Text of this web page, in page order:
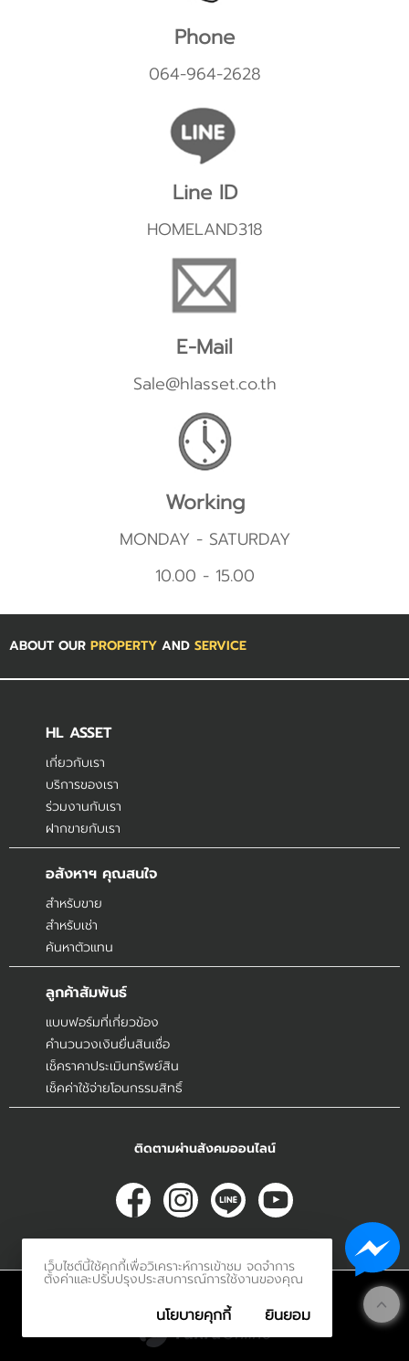
Phone
064-964-2628
Line ID
HOMELAND318
E-Mail
Sale@hlasset.co.th
Working
MONDAY - SATURDAY
10.00 - 15.00
ABOUT OUR PROPERTY AND SERVICE
HL ASSET
เกี่ยวกับเรา
บริการของเรา
ร่วมงานกับเรา
ฝากขายกับเรา
อสังหาฯ คุณสนใจ
สำหรับขาย
สำหรับเช่า
ค้นหาตัวแทน
ลูกค้าสัมพันธ์
แบบฟอร์มที่เกี่ยวข้อง
คำนวนวงเงินยื่นสินเชื่อ
เช็คราคาประเมินทรัพย์สิน
เช็คค่าใช้จ่ายโอนกรรมสิทธิ์
ติดตามผ่านสังคมออนไลน์
Innerethai.com All Rights Reserved.
เว็บไซต์นี้ใช้คุกกี้เพื่อวิเคราะห์การเข้าชม จดจำการ
ตั้งค่าและปรับปรุงประสบการณ์การใช้งานของคุณ
นโยบายคุกกี้ ยินยอม